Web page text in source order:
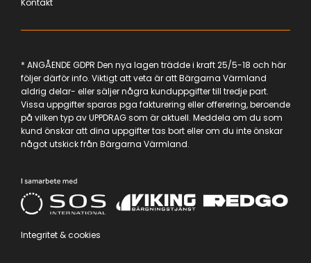
Kontakt
* ANGÅENDE GDPR Den nya lagen trädde i kraft 25/5-18 och här
följer därför info. Viktigt att veta är att Bärgarna Värmland
aldrig delar- eller säljer några kunduppgifter till tredje part.
Vissa uppgifter sparas pga fakturering eller offerering, beroende
på vilken typ av UPPDRAG som är aktuell. Meddela om du som
kund önskar att dina uppgifter tas bort eller om du inte önskar
något utskick från Bärgarna Värmland.
Integritet & cookies